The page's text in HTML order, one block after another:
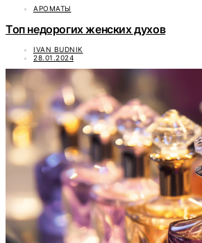
АРОМАТЫ
Топ недорогих женских духов
IVAN BUDNIK
28.01.2024